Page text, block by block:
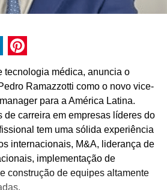
Pinterest
tecnologia médica, anuncia o
Ramazzotti como o novo vice-
para a América Latina.
de carreira em empresas líderes do
tem uma sólida experiência
internacionais, M&A, liderança de
implementação de
construção de equipes altamente